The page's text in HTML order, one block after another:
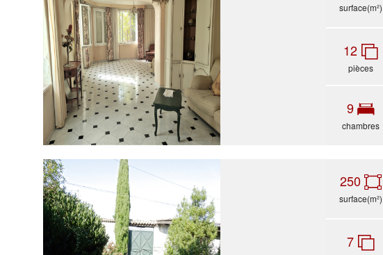
surface(m²)
12
pièces
9
chambres
250
surface(m²)
7